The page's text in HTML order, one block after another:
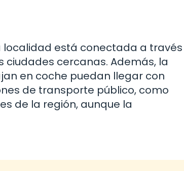
localidad está conectada a través
ciudades cercanas. Además, la
en coche puedan llegar con
de transporte público, como
de la región, aunque la